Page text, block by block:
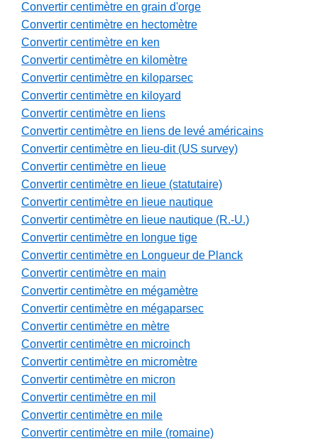
Convertir centimètre en grain d'orge
Convertir centimètre en hectomètre
Convertir centimètre en ken
Convertir centimètre en kilomètre
Convertir centimètre en kiloparsec
Convertir centimètre en kiloyard
Convertir centimètre en liens
Convertir centimètre en liens de levé américains
Convertir centimètre en lieu-dit (US survey)
Convertir centimètre en lieue
Convertir centimètre en lieue (statutaire)
Convertir centimètre en lieue nautique
Convertir centimètre en lieue nautique (R.-U.)
Convertir centimètre en longue tige
Convertir centimètre en Longueur de Planck
Convertir centimètre en main
Convertir centimètre en mégamètre
Convertir centimètre en mégaparsec
Convertir centimètre en mètre
Convertir centimètre en microinch
Convertir centimètre en micromètre
Convertir centimètre en micron
Convertir centimètre en mil
Convertir centimètre en mile
Convertir centimètre en mile (romaine)